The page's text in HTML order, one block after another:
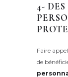
4- DES
Faire
de